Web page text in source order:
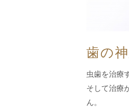
歯の
虫歯を治療
そして治療
ん。